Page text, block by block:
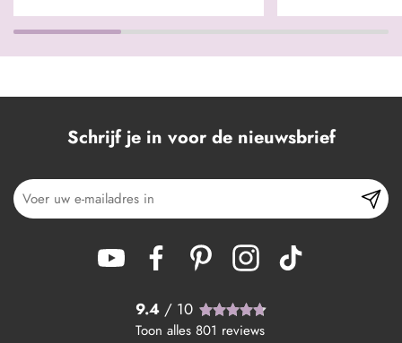
Schrijf je in voor de nieuwsbrief
9.4 / 10
Toon alles 801 reviews